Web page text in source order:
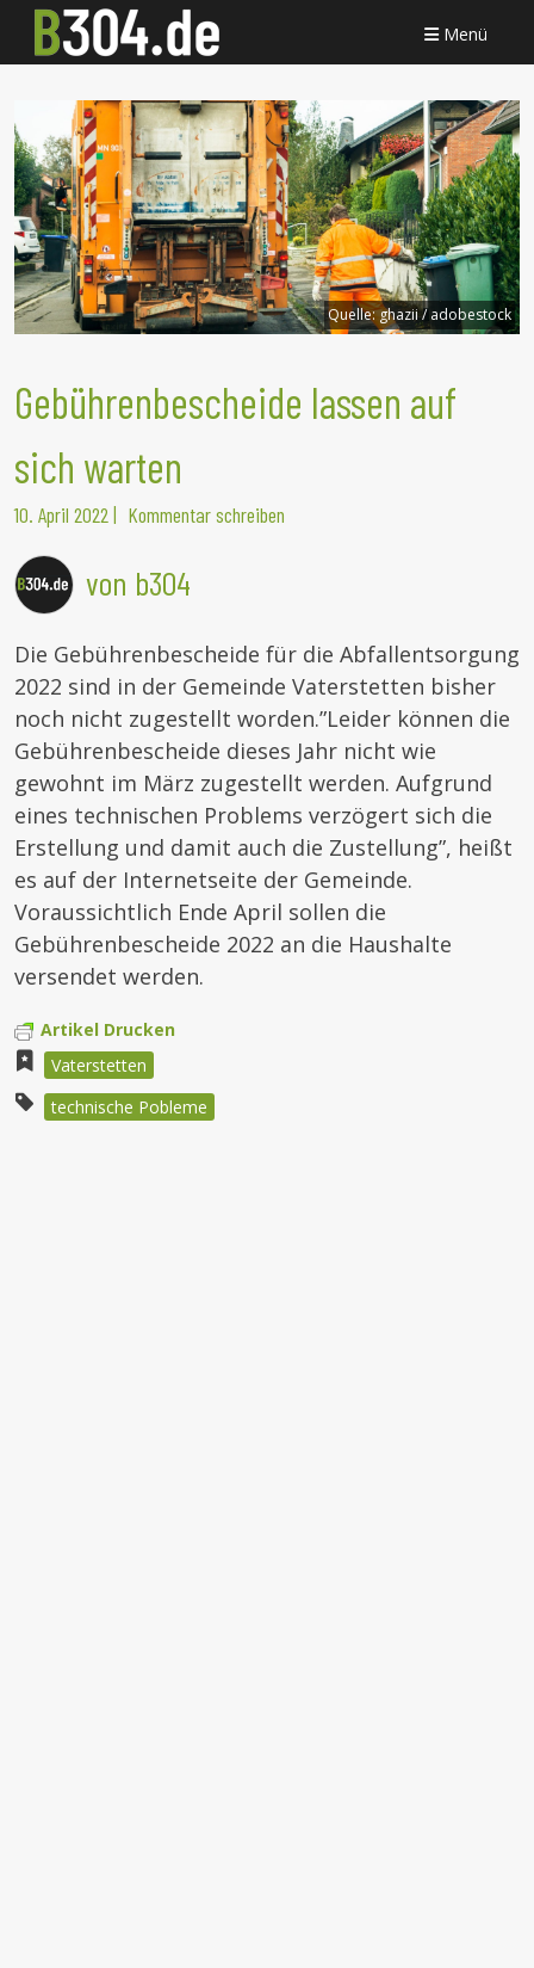
Menü
Quelle:ghazii / adobestock
Gebührenbescheide lassen auf
sich warten
10. April 2022 | Kommentar schreiben
von b304
Die Gebührenbescheide für die Abfallentsorgung
2022 sind in der Gemeinde Vaterstetten bisher
noch nicht zugestellt worden.”Leider können die
Gebührenbescheide dieses Jahr nicht wie
gewohnt im März zugestellt werden. Aufgrund
eines technischen Problems verzögert sich die
Erstellung und damit auch die Zustellung”, heißt
es auf der Internetseite der Gemeinde.
Voraussichtlich Ende April sollen die
Gebührenbescheide 2022 an die Haushalte
versendet werden.
Artikel Drucken
Vaterstetten
technische Pobleme